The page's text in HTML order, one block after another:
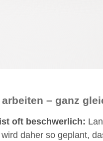
– ganz
oft beschwerlich:
daher so geplant,